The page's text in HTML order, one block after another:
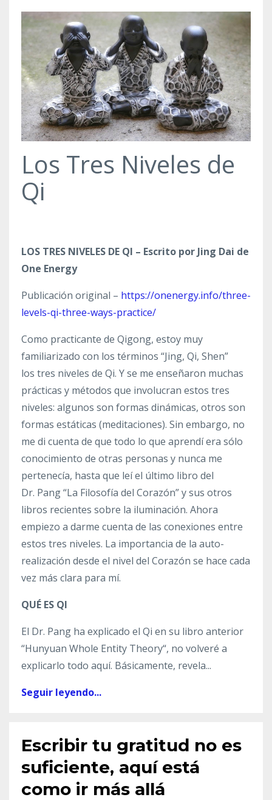
Los Tres Niveles de
Qi
LOS TRES NIVELES DE QI – Escrito por Jing Dai de
One Energy
Publicación original – https://onenergy.info/three-
levels-qi-three-ways-practice/
Como practicante de Qigong, estoy muy
familiarizado con los términos “Jing, Qi, Shen”
los tres niveles de Qi. Y se me enseñaron muchas
prácticas y métodos que involucran estos tres
niveles: algunos son formas dinámicas, otros son
formas estáticas (meditaciones). Sin embargo, no
me di cuenta de que todo lo que aprendí era sólo
conocimiento de otras personas y nunca me
pertenecía, hasta que leí el último libro del
Dr. Pang“La Filosofía del Corazón” y sus otros
libros recientes sobre la iluminación. Ahora
empiezo a darme cuenta de las conexiones entre
estos tres niveles. La importancia de la auto-
realización desde el nivel del Corazón se hace cada
vez más clara para mí.
QUÉ ES QI
El Dr. Pang ha explicado el Qi en su libro anterior
“Hunyuan Whole Entity Theory“, no volveré a
explicarlo todo aquí. Básicamente, revela...
Seguir leyendo...
Escribir tu gratitud no es
suficiente, aquí está
como ir más allá